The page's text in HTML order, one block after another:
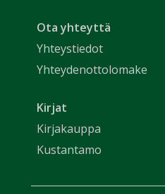
Ota yhteyttä
Yhteystiedot
Yhteydenottolomake
Kirjat
Kirjakauppa
Kustantamo